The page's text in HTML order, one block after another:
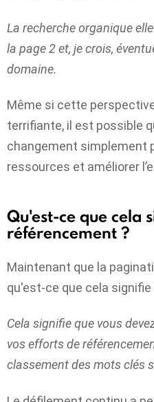
La recherche organique
la page 2 et, je crois,
domaine.
Même si cette
terrifiante, il est possible
changement simplement
ressources et améliorer
Qu'est-ce que cela
référencement ?
Maintenant que la
qu'est-ce que cela signifie
Cela signifie que vous
vos efforts de
classement des mots clés